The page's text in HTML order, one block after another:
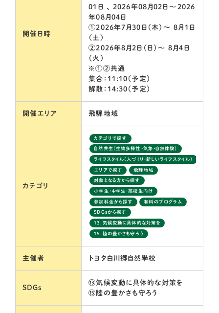
開催日時
01日 、 2026年08月02日～2026
年08月04日
①2026年7月30日（木）～ 8月1日
（土）
②2026年8月2日（日）～ 8月4日
（火）
※①②共通
集合：11:10（予定）
解散：14:30（予定）
開催エリア 飛騨地域
カテゴリ
カテゴリで探す
自然共生（生物多様性・気象・自然体験）
ライフスタイル（人づくり・新しいライフスタイル）
エリアで探す 飛騨地域
対象となる方から探す
小学生・中学生・高校生向け
参加料金から探す 有料のプログラム
SDGsから探す
13．気候変動に具体的な対策を
15．陸の豊かさも守ろう
主催者 トヨタ白川郷自然學校
SDGs
⑬気候変動に具体的な対策を
⑮陸の豊かさも守ろう